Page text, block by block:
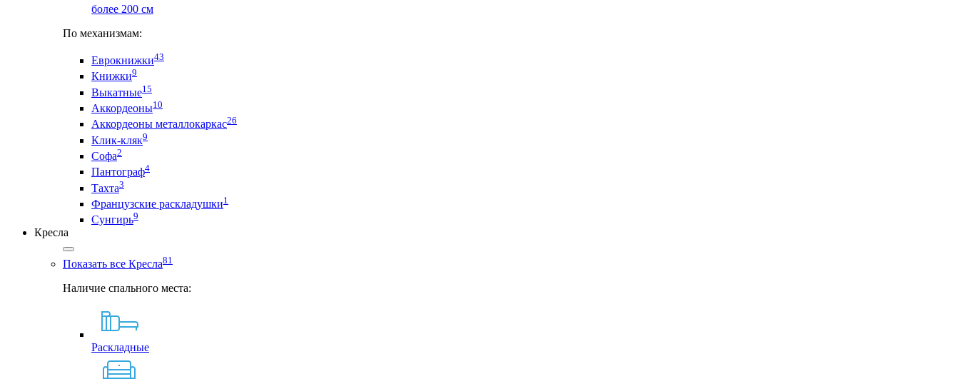
более 200 см
По механизмам:
Еврокнижки43
Книжки9
Выкатные15
Аккордеоны10
Аккордеоны металлокаркас26
Клик-кляк9
Софа2
Пантограф4
Тахта3
Французские раскладушки1
Сунгирь9
Кресла
Показать все Кресла81
Наличие спального места:
Раскладные